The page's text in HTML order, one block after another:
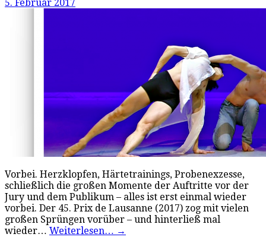
5. Februar 2017
Vorbei. Herzklopfen, Härtetrainings, Probenexzesse,
schließlich die großen Momente der Auftritte vor der
Jury und dem Publikum – alles ist erst einmal wieder
vorbei. Der 45. Prix de Lausanne (2017) zog mit vielen
großen Sprüngen vorüber – und hinterließ mal
wieder… Weiterlesen… →